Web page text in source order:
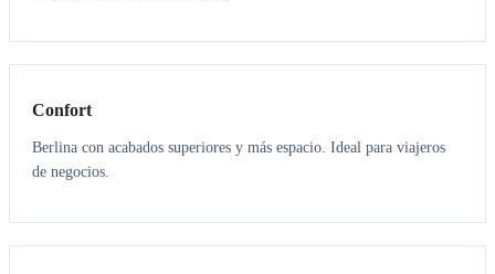
3 3
Confort
Berlina con acabados superiores y más espacio. Ideal para viajeros
de negocios.
6 5